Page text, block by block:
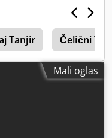
Tanjir Čelični
Mali oglas